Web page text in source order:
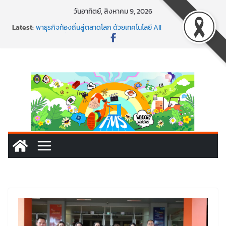
วันอาทิตย์, สิงหาคม 9, 2026
Latest:พาธุรกิจท้องถิ่นสู่ตลาดโลก ด้วยเทคโนโลยี AI!
SMEs ยุคนี้ ถ้าไม่ใช้ AI ถือว่าพลาดมาก!
พร้อมลุยแล้ว! ปักหมุดโรดแมป AI อัปสกิลธุรกิจให้พุ่งทะยาน